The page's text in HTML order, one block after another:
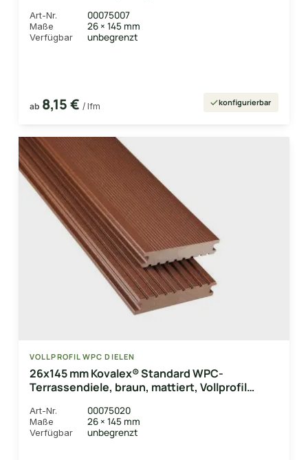
Profil: grob/fein
Art-Nr. 00075007
Maße 26 × 145 mm
Verfügbar unbegrenzt
ab 8,15 € / lfm konfigurierbar
VOLLPROFIL WPC DIELEN
26x145 mm Kovalex® Standard WPC-
Terrassendiele, braun, mattiert, Vollprofil
Art-Nr. 00075020
Maße 26 × 145 mm
Verfügbar unbegrenzt